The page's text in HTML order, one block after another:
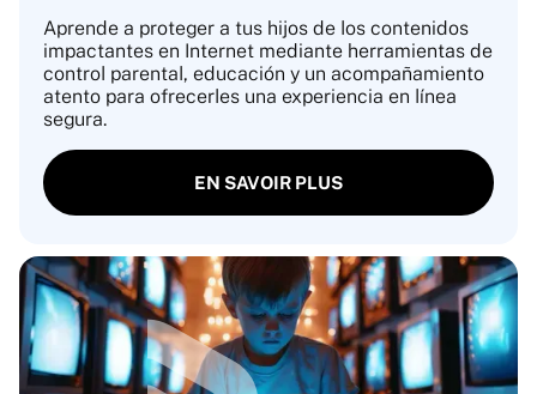
Aprende a proteger a tus hijos de los contenidos
impactantes en Internet mediante herramientas de
control parental, educación y un acompañamiento
atento para ofrecerles una experiencia en línea
segura.
EN SAVOIR PLUS